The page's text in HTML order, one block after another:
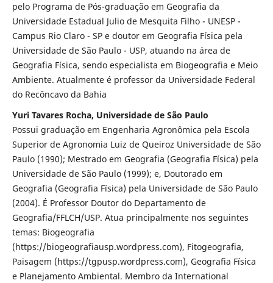
pelo Programa de Pós-graduação em Geografia da
Universidade Estadual Julio de Mesquita Filho - UNESP -
Campus Rio Claro - SP e doutor em Geografia Física pela
Universidade de São Paulo - USP, atuando na área de
Geografia Física, sendo especialista em Biogeografia e Meio
Ambiente. Atualmente é professor da Universidade Federal
do Recôncavo da Bahia
Yuri Tavares Rocha, Universidade de São Paulo
Possui graduação em Engenharia Agronômica pela Escola
Superior de Agronomia Luiz de Queiroz Universidade de São
Paulo (1990); Mestrado em Geografia (Geografia Física) pela
Universidade de São Paulo (1999); e, Doutorado em
Geografia (Geografia Física) pela Universidade de São Paulo
(2004). É Professor Doutor do Departamento de
Geografia/FFLCH/USP. Atua principalmente nos seguintes
temas: Biogeografia
(https://biogeografiausp.wordpress.com), Fitogeografia,
Paisagem (https://tgpusp.wordpress.com), Geografia Física
e Planejamento Ambiental. Membro da International